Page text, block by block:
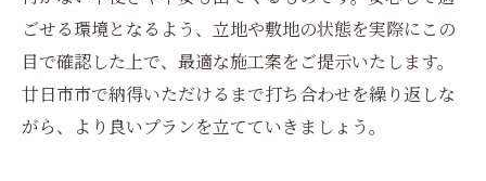
ごせる環境となるよう、立地や敷地の状態を実際にこの
目で確認した上で、最適な施工案をご提示いたします。
廿日市市で納得いただけるまで打ち合わせを繰り返しな
がら、より良いプランを立てていきましょう。